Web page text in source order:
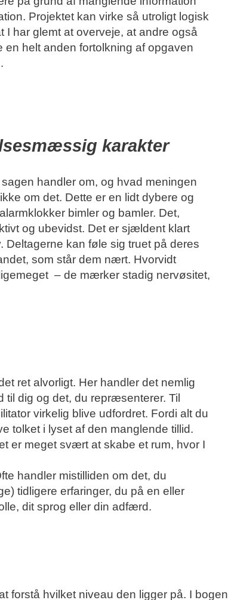
Projektet kan virke så utroligt logisk
I har glemt at overveje, at andre også
helt anden fortolkning af opgaven
karakter
handler om, og hvad meningen
om det. Dette er en lidt dybere og
bimler og bamler. Det,
og ubevidst. Det er sjældent klart
kan føle sig truet på deres
som står dem nært. Hvorvidt
– de mærker stadig nervøsitet,
ret alvorligt. Her handler det nemlig
dig og det, du repræsenterer. Til
virkelig blive udfordret. Fordi alt du
tolket i lyset af den manglende tillid.
er meget svært at skabe et rum, hvor I
handler mistilliden om det, du
tidligere erfaringer, du på en eller
dit sprog eller din adfærd.
forstå hvilket niveau den ligger på. I bogen